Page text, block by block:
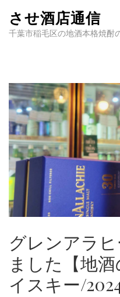
させ酒店通信
千葉市稲毛区の地酒本格焼酎
グレンアラ
ました【地
イスキー/